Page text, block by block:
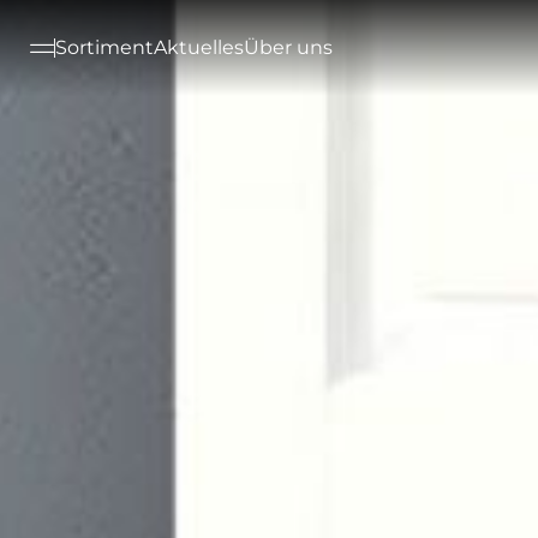
SortimentAktuellesÜber uns